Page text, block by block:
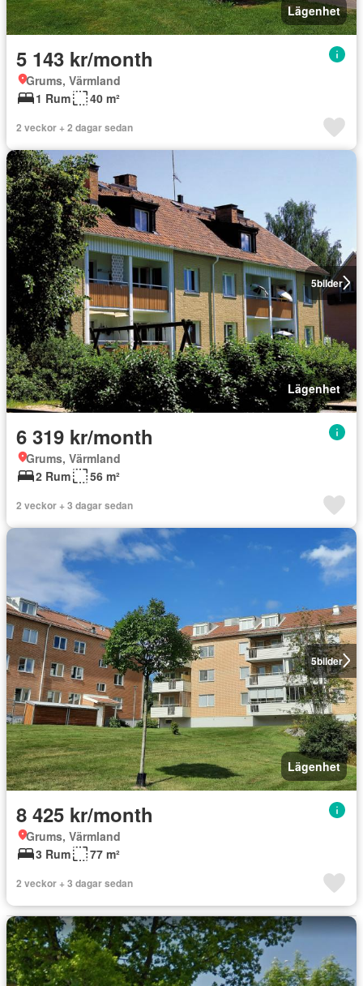
Lägenhet
5 143 kr/month
Grums, Värmland
1 Rum
40 m²
2 veckor + 2 dagar sedan
5bilder
Lägenhet
6 319 kr/month
Grums, Värmland
2 Rum
56 m²
2 veckor + 3 dagar sedan
5bilder
Lägenhet
8 425 kr/month
Grums, Värmland
3 Rum
77 m²
2 veckor + 3 dagar sedan